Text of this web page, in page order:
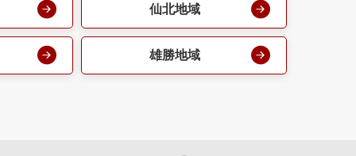
仙北地域
雄勝地域